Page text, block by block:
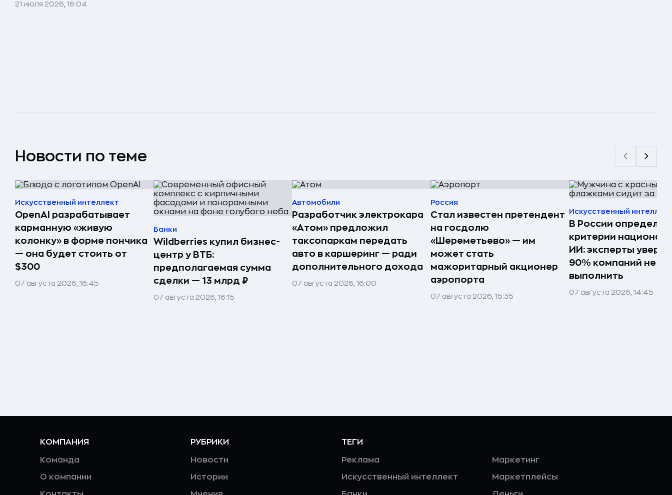
21 июля 2026, 16:04
Новости по теме
Искусственный интеллект
OpenAI разрабатывает
карманную «живую
колонку» в форме пончика
— она будет стоить от
$300
07 августа 2026, 16:45
Банки
Wildberries купил бизнес-
центр у ВТБ:
предполагаемая сумма
сделки — 13 млрд ₽
07 августа 2026, 16:15
Автомобили
Разработчик электрокара
«Атом» предложил
таксопаркам передать
авто в каршеринг — ради
дополнительного дохода
07 августа 2026, 16:00
Россия
Стал известен претендент
на госдолю
«Шереметьево» — им
может стать
мажоритарный акционер
аэропорта
07 августа 2026, 15:35
Искусственный
В России
критерии
ИИ: эксперты
90% компаний не
выполнить
07 августа 2026, 14:45
КОМПАНИЯ
Команда
О компании
РУБРИКИ
Новости
Истории
ТЕГИ
Реклама
Искусственный интеллект
Маркетинг
Маркетплейсы